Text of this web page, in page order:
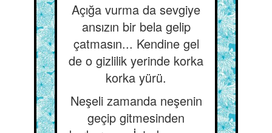
Açığa vurma da sevgiye
ansızın bir bela gelip
çatmasın... Kendine gel
de o gizlilik yerinde korka
korka yürü.
Neşeli zamanda neşenin
geçip gitmesinden